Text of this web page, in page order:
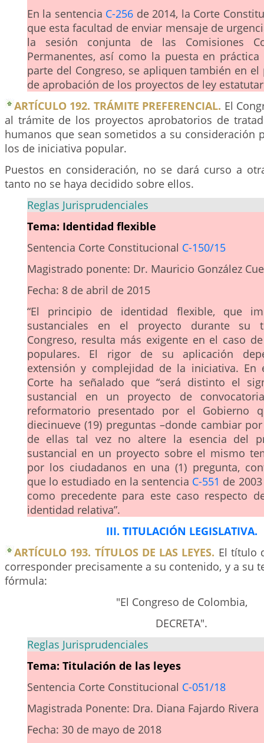
En la sentencia C-256 de 2014, la Corte
que esta facultad de enviar mensaje de
la sesión conjunta de las Comisiones
Permanentes, así como la puesta en
parte del Congreso, se apliquen también en
de aprobación de los proyectos de ley
ARTÍCULO 192. TRÁMITE PREFERENCIAL. El
al trámite de los proyectos aprobatorios de
humanos que sean sometidos a su consideración
los de iniciativa popular.
Puestos en consideración, no se dará curso a
tanto no se haya decidido sobre ellos.
Reglas Jurisprudenciales
Tema: Identidad flexible
Sentencia Corte Constitucional C-150/15
Magistrado ponente: Dr. Mauricio González
Fecha: 8 de abril de 2015
“El principio de identidad flexible, que
sustanciales en el proyecto durante su
Congreso, resulta más exigente en el caso
populares. El rigor de su aplicación
extensión y complejidad de la iniciativa. En
Corte ha señalado que “será distinto el
sustancial en un proyecto de
reformatorio presentado por el Gobierno
diecinueve (19) preguntas –donde cambiar
de ellas tal vez no altere la esencia del
sustancial en un proyecto sobre el mismo
por los ciudadanos en una (1) pregunta,
que lo estudiado en la sentencia C-551 de
como precedente para este caso respecto
identidad relativa”.
III. TITULACIÓN LEGISLATIVA.
ARTÍCULO 193. TÍTULOS DE LAS LEYES. El título
corresponder precisamente a su contenido, y a su
fórmula:
"El Congreso de Colombia,
DECRETA".
Reglas Jurisprudenciales
Tema: Titulación de las leyes
Sentencia Corte Constitucional C-051/18
Magistrada Ponente: Dra. Diana Fajardo Rivera
Fecha: 30 de mayo de 2018